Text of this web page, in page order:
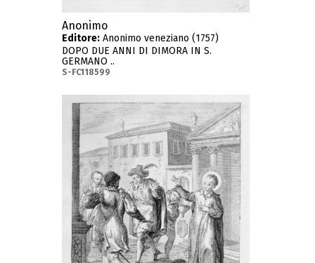
Anonimo
Editore: Anonimo veneziano (1757)
DOPO DUE ANNI DI DIMORA IN S.
GERMANO ..
S-FC118599